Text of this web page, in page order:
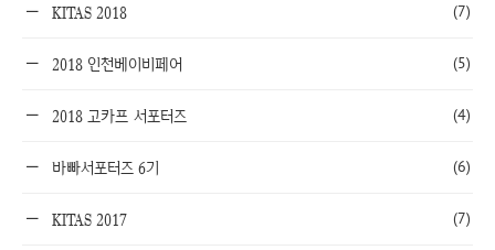
KITAS 2018 (7)
2018 인천베이비페어 (5)
2018 고카프 서포터즈 (4)
바빠서포터즈 6기 (6)
KITAS 2017 (7)